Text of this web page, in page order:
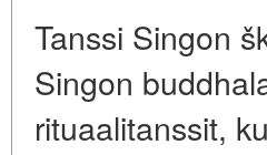
Tanssi Singon
Singon
rituaalitanssit,